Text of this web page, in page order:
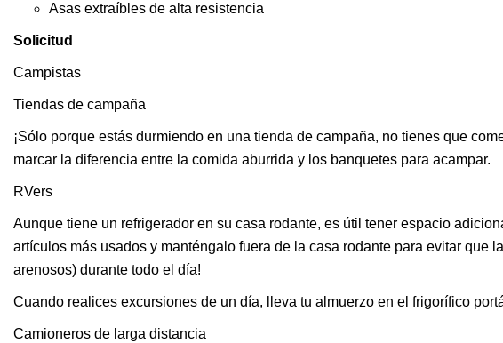
Asas extraíbles de alta resistencia
Solicitud
Campistas
Tiendas de campaña
¡Sólo porque estás durmiendo en una tienda de campaña, no tienes que
marcar la diferencia entre la comida aburrida y los banquetes para acampar.
RVers
Aunque tiene un refrigerador en su casa rodante, es útil tener espacio
artículos más usados ​​y manténgalo fuera de la casa rodante para evitar que
arenosos) durante todo el día!
Cuando realices excursiones de un día, lleva tu almuerzo en el frigorífico
Camioneros de larga distancia